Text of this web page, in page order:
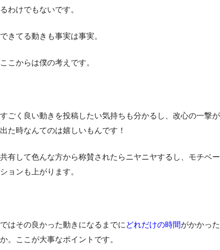
るわけでもないです。
できてる動きも事実は事実。
ここからは僕の考えです。
すごく良い動きを投稿したい気持ちも分かるし、改心の一撃が
出た時なんてのは嬉しいもんです！
共有して色んな方から称賛されたらニヤニヤするし、モチベー
ションも上がります。
ではその良かった動きになるまでに どれだけの時間がかかった
か。ここが大事なポイントです。